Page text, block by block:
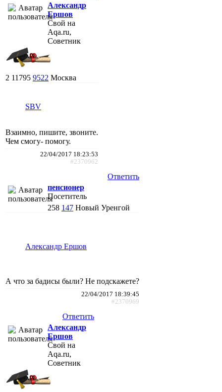
Александр
Ершов
Свой на
Aqa.ru,
Советник
2 11795 9522 Москва
SBV
Взаимно, пишите, звоните.
Чем смогу- помогу.
22/04/2017 18:23:53
#2370962
Ответить
пенсионер
Посетитель
258 147 Новый Уренгой
Александр Ершов
А что за бадисы были? Не подскажете?
22/04/2017 18:39:45
#2370969
Ответить
Александр
Ершов
Свой на
Aqa.ru,
Советник